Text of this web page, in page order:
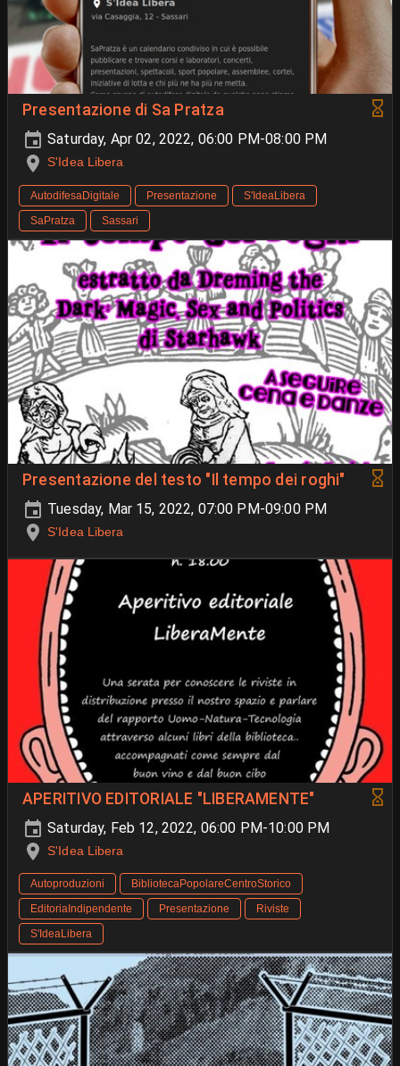
Presentazione di Sa Pratza
Saturday, Apr 02, 2022, 06:00 PM-08:00 PM
S'Idea Libera
AutodifesaDigitale Presentazione
S'IdeaLibera
SaPratza
Sassari
Presentazione del testo "Il tempo dei roghi"
Tuesday, Mar 15, 2022, 07:00 PM-09:00 PM
S'Idea Libera
APERITIVO EDITORIALE "LIBERAMENTE"
Saturday, Feb 12, 2022, 06:00 PM-10:00 PM
S'Idea Libera
Autoproduzioni
BibliotecaPopolareCentroStorico
EditoriaIndipendente
Presentazione
Riviste
S'IdeaLibera